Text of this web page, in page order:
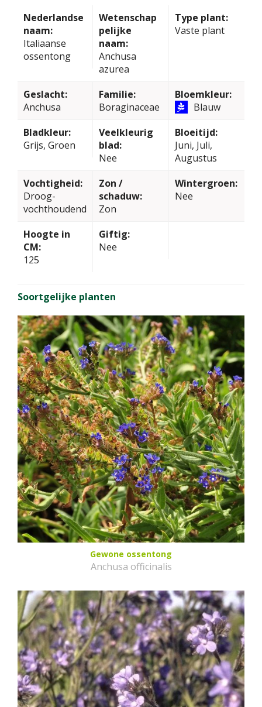
Nederlandse
naam:
Italiaanse
ossentong
Wetenschap
pelijke
naam:
Anchusa
azurea
Type plant:
Vaste plant
Geslacht:
Anchusa
Familie:
Boraginaceae
Bloemkleur:
Blauw
Bladkleur:
Grijs, Groen
Veelkleurig
blad:
Nee
Bloeitijd:
Juni, Juli,
Augustus
Vochtigheid:
Droog-
vochthoudend
Zon /
schaduw:
Zon
Wintergroen:
Nee
Hoogte in
CM:
125
Giftig:
Nee
Soortgelijke planten
Gewone ossentong
Anchusa officinalis